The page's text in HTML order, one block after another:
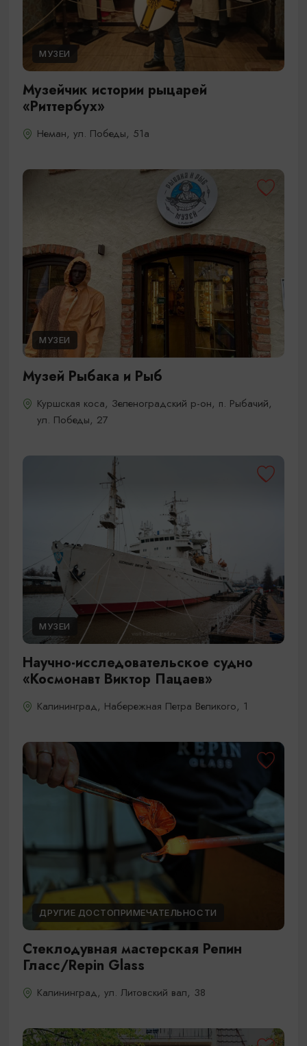
МУЗЕИ
Музейчик истории рыцарей
«Риттербух»
Неман, ул. Победы, 51а
МУЗЕИ
Музей Рыбака и Рыб
Куршская коса, Зеленоградский р-он, п. Рыбачий,
ул. Победы, 27
МУЗЕИ
Научно-исследовательское судно
«Космонавт Виктор Пацаев»
Калининград, Набережная Петра Великого, 1
ДРУГИЕ ДОСТОПРИМЕЧАТЕЛЬНОСТИ
Стеклодувная мастерская Репин
Гласс/Repin Glass
Калининград, ул. Литовский вал, 38